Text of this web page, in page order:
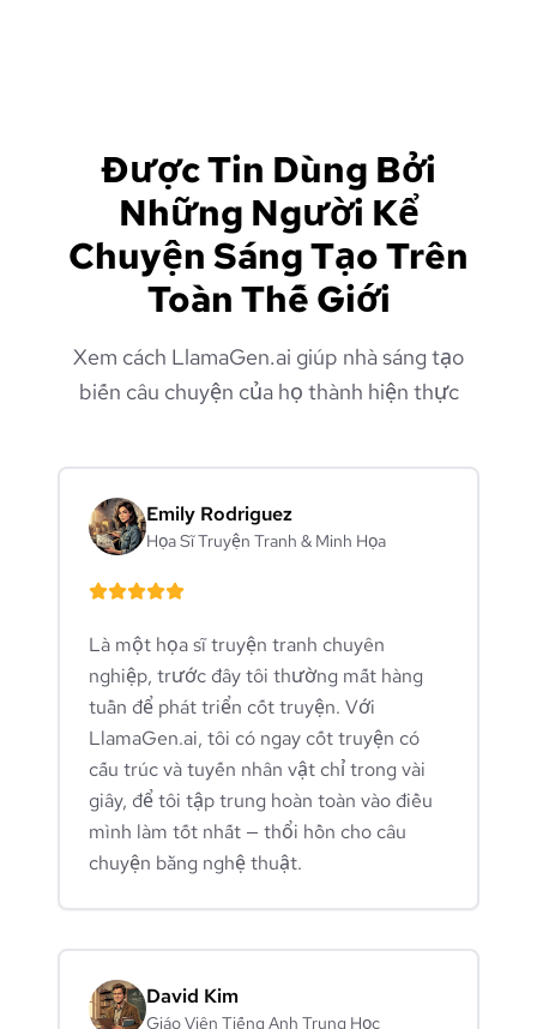
Được Tin Dùng Bởi
Những Người Kể
Chuyện Sáng Tạo Trên
Toàn Thế Giới
Xem cách LlamaGen.ai giúp nhà sáng tạo
biến câu chuyện của họ thành hiện thực
Emily Rodriguez
Họa Sĩ Truyện Tranh & Minh Họa
Là một họa sĩ truyện tranh chuyên
nghiệp, trước đây tôi thường mất hàng
tuần để phát triển cốt truyện. Với
LlamaGen.ai, tôi có ngay cốt truyện có
cấu trúc và tuyến nhân vật chỉ trong vài
giây, để tôi tập trung hoàn toàn vào điều
mình làm tốt nhất — thổi hồn cho câu
chuyện bằng nghệ thuật.
David Kim
Giáo Viên Tiếng Anh Trung Học